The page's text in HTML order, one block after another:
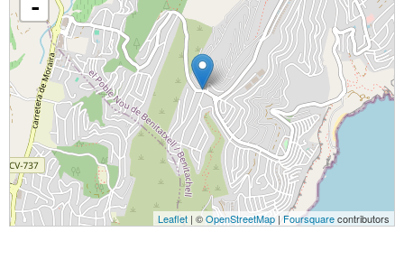
-
Leaflet | ©OpenStreetMap | Foursquarecontributors